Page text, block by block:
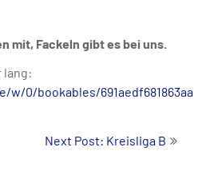
mit, Fackeln gibt es bei uns.
lang:
0/bookables/691aedf681863aa
Next Post: Kreisliga B